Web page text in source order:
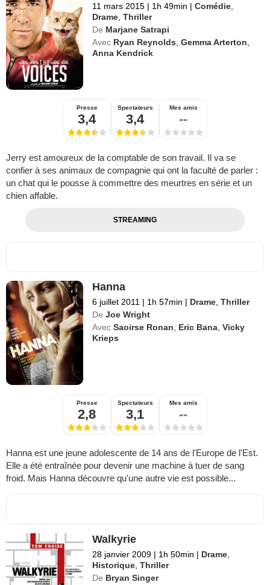
11 mars 2015 | 1h 49min | Comédie
Drame ,Thriller
De Marjane Satrapi
Avec Ryan Reynolds ,Gemma Arterton
Anna Kendrick
Presse
3,4
Spectateurs
3,4
Mes amis
--
Jerry est amoureux de la comptable de son travail. Il va se
confier à ses animaux de compagnie qui ont la faculté de parler :
un chat qui le pousse à commettre des meurtres en série et un
chien affable.
STREAMING
Hanna
6 juillet 2011 | 1h 57min | Drame ,Thriller
De Joe Wright
Avec Saoirse Ronan Eric Bana ,Vicky
Krieps
Presse
2,8
Spectateurs
3,1
Mes amis
--
Hanna est une jeune adolescente de 14 ans de l'Europe de l'Est.
Elle a été entraînée pour devenir une machine à tuer de sang
froid. Mais Hanna découvre qu'une autre vie est possible...
Walkyrie
28 janvier 2009 | 1h 50min | Drame,
Historique,Thriller
De Bryan Singer